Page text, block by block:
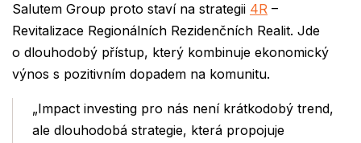
Salutem Group proto staví na strategii 4R –
Revitalizace Regionálních Rezidenčních Realit. Jde
o dlouhodobý přístup, který kombinuje ekonomický
výnos s pozitivním dopadem na komunitu.
„Impact investing pro nás není krátkodobý trend,
ale dlouhodobá strategie, která propojuje